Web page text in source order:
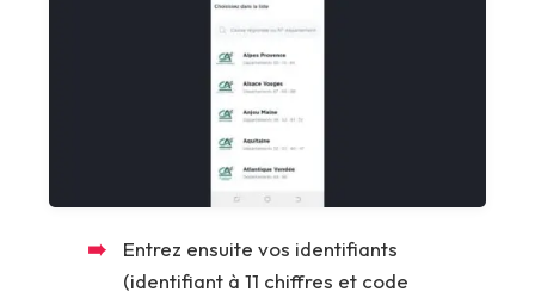
Entrez ensuite vos identifiants
(identifiant à 11 chiffres et code